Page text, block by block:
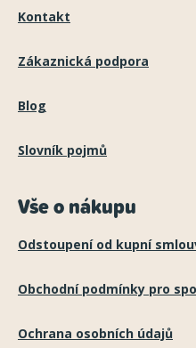
Kontakt
Zákaznická podpora
Blog
Slovník pojmů
Vše o nákupu
Odstoupení od kupní
Obchodní podmínky pro
Ochrana osobních údajů